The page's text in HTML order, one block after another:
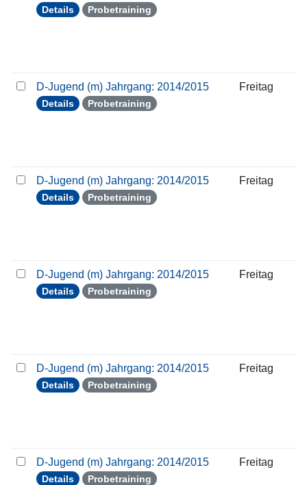
Details Probetraining
D-Jugend (m) Jahrgang: 2014/2015
Details Probetraining
Freitag
D-Jugend (m) Jahrgang: 2014/2015
Details Probetraining
Freitag
D-Jugend (m) Jahrgang: 2014/2015
Details Probetraining
Freitag
D-Jugend (m) Jahrgang: 2014/2015
Details Probetraining
Freitag
D-Jugend (m) Jahrgang: 2014/2015
Details Probetraining
Freitag